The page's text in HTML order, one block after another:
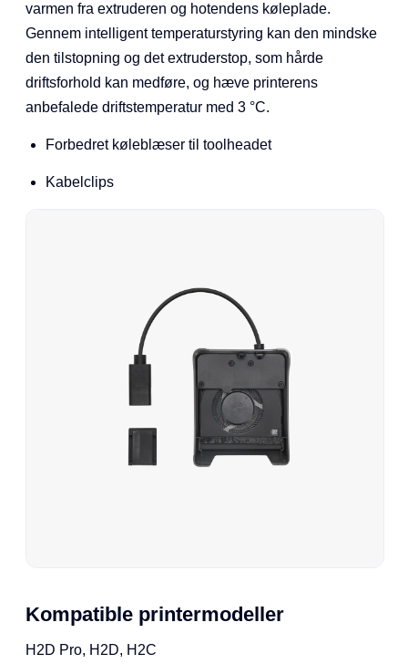
varmen fra extruderen og hotendens køleplade.
Gennem intelligent temperaturstyring kan den mindske
den tilstopning og det extruderstop, som hårde
driftsforhold kan medføre, og hæve printerens
anbefalede driftstemperatur med 3 °C.
Forbedret køleblæser til toolheadet
Kabelclips
Kompatible printermodeller
H2D Pro, H2D, H2C